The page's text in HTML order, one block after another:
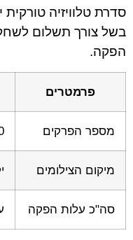
בשל צורך תשלום
הפקה.
פרמטרים
מספר הפרקים
מיקום הצילומים
סה"כ עלות הפקה